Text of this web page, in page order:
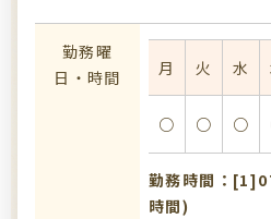
勤務曜
日・時間
月 火 水
○ ○ ○
勤務時間：
時間)